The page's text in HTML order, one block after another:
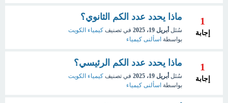
1
إجابة
ماذا يحدد عدد الكم الثانوي؟
سُئل أبريل 19، 2025 في تصنيف كيمياء الكويت
بواسطة اسألنى كيمياء
1
إجابة
ماذا يحدد عدد الكم الرئيسي؟
سُئل أبريل 19، 2025 في تصنيف كيمياء الكويت
بواسطة اسألنى كيمياء